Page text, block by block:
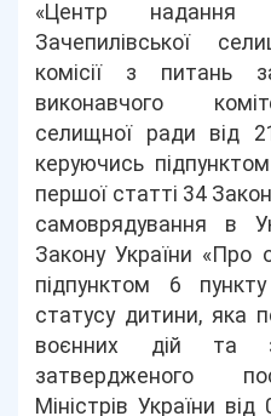
«Центр надання
Зачепилівської
комісії з питань
виконавчого
селищної ради від
керуючись
першої статті 34
самоврядування в
Закону України «Про
підпунктом 6
статусу дитини, яка
воєнних дій та
затвердженого
Міністрів України